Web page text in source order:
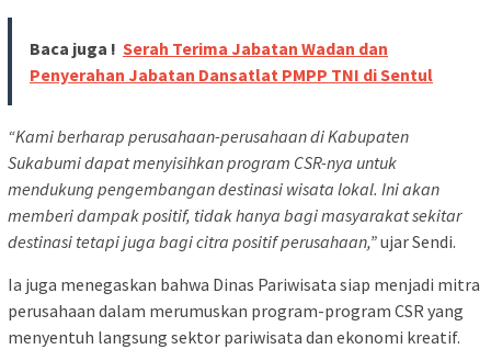
Baca juga ! Serah Terima Jabatan Wadan dan
Penyerahan Jabatan Dansatlat PMPP TNI di Sentul
“Kami berharap perusahaan-perusahaan di Kabupaten
Sukabumi dapat menyisihkan program CSR-nya untuk
mendukung pengembangan destinasi wisata lokal. Ini akan
memberi dampak positif, tidak hanya bagi masyarakat sekitar
destinasi tetapi juga bagi citra positif perusahaan,”ujar Sendi.
Ia juga menegaskan bahwa Dinas Pariwisata siap menjadi mitra
perusahaan dalam merumuskan program-program CSR yang
menyentuh langsung sektor pariwisata dan ekonomi kreatif.